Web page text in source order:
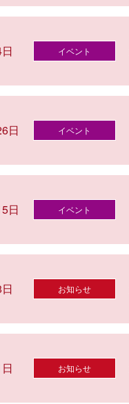
イベント
日 イベント
日 イベント
お知らせ
お知らせ